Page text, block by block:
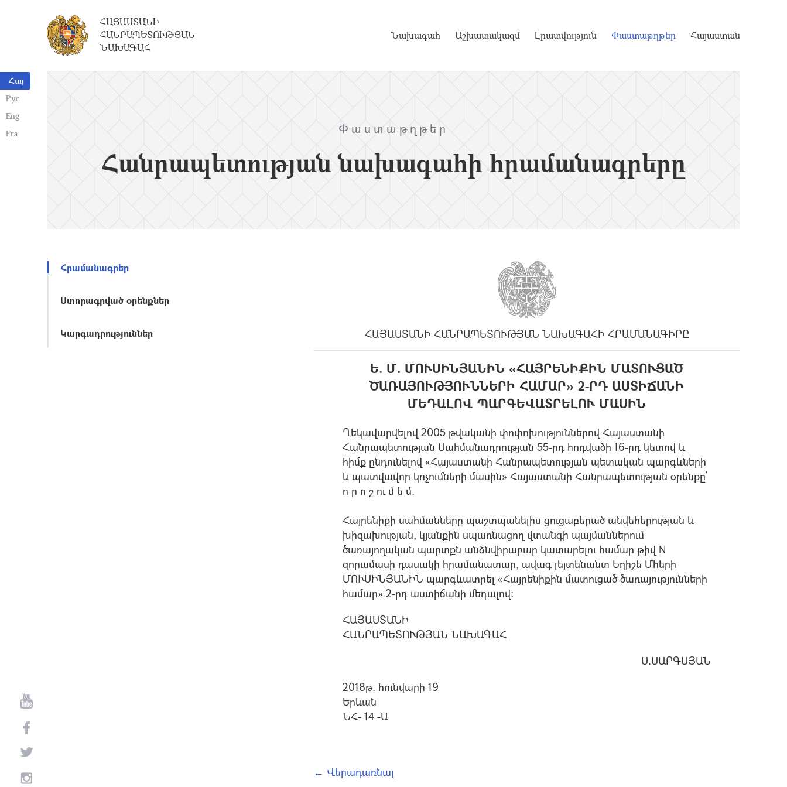
Հայ
Рус
Eng
Fra
ՀԱՅԱՍՏԱՆԻ
ՀԱՆՐԱՊԵՏՈՒԹՅԱՆ
ՆԱԽԱԳԱՀ
Նախագահ Աշխատակազմ Լրատվություն Փաստաթղթեր Հայաստան
Փաստաթղթեր
Հանրապետության նախագահի հրամանագրերը
Հրամանագրեր
Ստորագրված օրենքներ
Կարգադրություններ ՀԱՅԱՍՏԱՆԻ ՀԱՆՐԱՊԵՏՈՒԹՅԱՆ ՆԱԽԱԳԱՀԻ ՀՐԱՄԱՆԱԳԻՐԸ
Ե. Մ. ՄՈՒՍԻՆՅԱՆԻՆ «ՀԱՅՐԵՆԻՔԻՆ ՄԱՏՈՒՑԱԾ
ԾԱՌԱՅՈՒԹՅՈՒՆՆԵՐԻ ՀԱՄԱՐ» 2-ՐԴ ԱՍՏԻՃԱՆԻ
ՄԵԴԱԼՈՎ ՊԱՐԳԵՎԱՏՐԵԼՈՒ ՄԱՍԻՆ
Ղեկավարվելով 2005 թվականի փոփոխություններով Հայաստանի
Հանրապետության Սահմանադրության 55-րդ հոդվածի 16-րդ կետով և
հիմք ընդունելով «Հայաստանի Հանրապետության պետական պարգևների
և պատվավոր կոչումների մասին» Հայաստանի Հանրապետության օրենքը՝
ո ր ո շ ու մ ե մ.
Հայրենիքի սահմանները պաշտպանելիս ցուցաբերած անվեհերության և
խիզախության, կյանքին սպառնացող վտանգի պայմաններում
ծառայողական պարտքն անձնվիրաբար կատարելու համար թիվ N
զորամասի դասակի հրամանատար, ավագ լեյտենանտ Եղիշե Մհերի
ՄՈՒՍԻՆՅԱՆԻՆ պարգևատրել «Հայրենիքին մատուցած ծառայությունների
համար» 2-րդ աստիճանի մեդալով:
ՀԱՅԱՍՏԱՆԻ
ՀԱՆՐԱՊԵՏՈՒԹՅԱՆ ՆԱԽԱԳԱՀ
Ս.ՍԱՐԳՍՅԱՆ
2018թ. հունվարի 19
Երևան
ՆՀ- 14 -Ա
← Վերադառնալ